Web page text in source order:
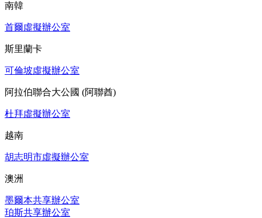
南韓
首爾虛擬辦公室
斯里蘭卡
可倫坡虛擬辦公室
阿拉伯聯合大公國 (阿聯酋)
杜拜虛擬辦公室
越南
胡志明市虛擬辦公室
澳洲
墨爾本共享辦公室
珀斯共享辦公室